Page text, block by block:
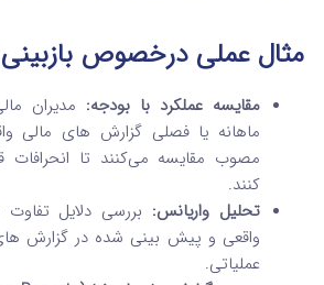
مثال عملی درخصوص
مقایسه عملکرد با بودجه: مدیران
ماهانه یا فصلی گزارش‌ های مالی
مصوب مقایسه می‌کنند تا انحرافات
کنند.
تحلیل واریانس: بررسی دلایل
واقعی و پیش‌ بینی‌ شده در گزارش‌
عملیاتی.